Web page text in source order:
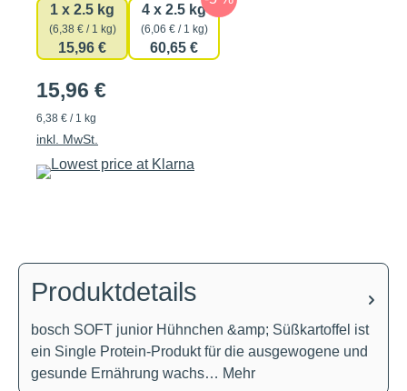
1 x 2.5 kg
(6,38 € / 1 kg)
15,96 €
4 x 2.5 kg
(6,06 € / 1 kg)
60,65 €
15,96 €
6,38 € / 1 kg
inkl. MwSt.
Produktdetails
bosch SOFT junior Hühnchen &amp; Süßkartoffel ist
ein Single Protein-Produkt für die ausgewogene und
gesunde Ernährung wachs… Mehr